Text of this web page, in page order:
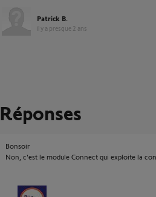
Patrick B.
il y a presque 2 ans
Réponses
Bonsoir
Non, c'est le module Connect qui exploite la